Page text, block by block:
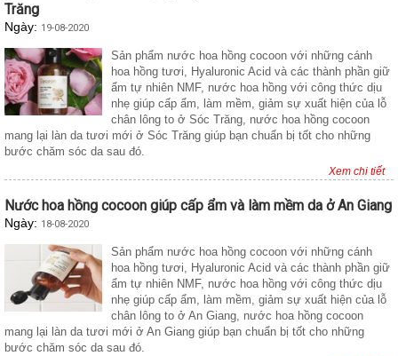
Trăng
Ngày: 19-08-2020
Sản phẩm nước hoa hồng cocoon với những cánh
hoa hồng tươi, Hyaluronic Acid và các thành phần giữ
ẩm tự nhiên NMF, nước hoa hồng với công thức dịu
nhẹ giúp cấp ẩm, làm mềm, giảm sự xuất hiện của lỗ
chân lông to ở Sóc Trăng, nước hoa hồng cocoon
mang lại làn da tươi mới ở Sóc Trăng giúp bạn chuẩn bị tốt cho những
bước chăm sóc da sau đó.
Xem chi tiết
Nước hoa hồng cocoon giúp cấp ẩm và làm mềm da ở An Giang
Ngày: 18-08-2020
Sản phẩm nước hoa hồng cocoon với những cánh
hoa hồng tươi, Hyaluronic Acid và các thành phần giữ
ẩm tự nhiên NMF, nước hoa hồng với công thức dịu
nhẹ giúp cấp ẩm, làm mềm, giảm sự xuất hiện của lỗ
chân lông to ở An Giang, nước hoa hồng cocoon
mang lại làn da tươi mới ở An Giang giúp bạn chuẩn bị tốt cho những
bước chăm sóc da sau đó.